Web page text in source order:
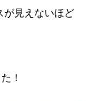
が見えないほど
！